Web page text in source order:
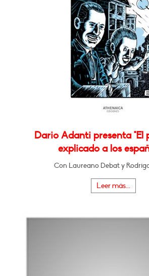
Dario Adanti presenta "El
explicado a los
Con Laureano Debat y
Leer más...